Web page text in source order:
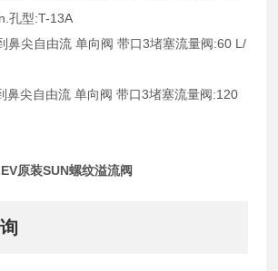
孔型:T-13A
鼻尖自由流 单向阀 带口3堵塞流量阀:60 L/
鼻尖自由流 单向阀 带口3堵塞流量阀:120
原装SUN螺纹溢流阀